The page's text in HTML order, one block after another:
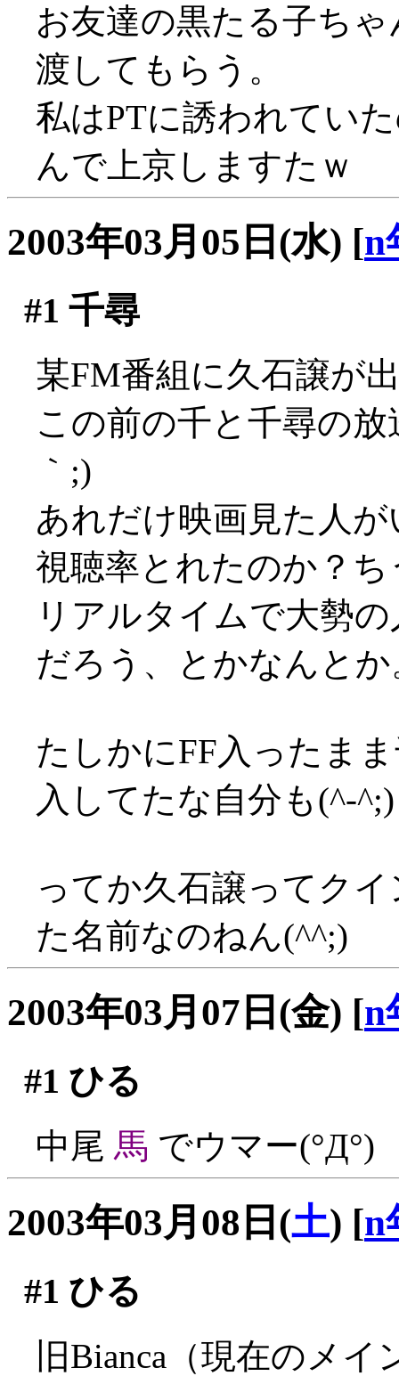
お友達の黒たる子ち
渡してもらう。
私はPTに誘われてい
んで上京しますたｗ
2003年03月05日(水) [n
#1 千尋
某FM番組に久石譲が
この前の千と千尋の
｀;)
あれだけ映画見た人
視聴率とれたのか？
リアルタイムで大勢
だろう、とかなんとか
たしかにFF入ったま
入してたな自分も(^-^;)
ってか久石譲ってク
た名前なのねん(^^;)
2003年03月07日(金) [n
#1 ひる
中尾 馬 でウマー(°Д°)
2003年03月08日(土) [n
#1 ひる
旧Bianca（現在のメ